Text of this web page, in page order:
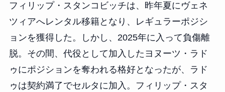
フィリップ・スタンコビッチは、昨年夏にヴェネ
ツィアへレンタル移籍となり、レギュラーポジシ
ョンを獲得した。しかし、2025年に入って負傷離
脱。その間、代役として加入したヨヌーツ・ラド
ゥにポジションを奪われる格好となったが、ラド
ゥは契約満了でセルタに加入。フィリップ・スタ